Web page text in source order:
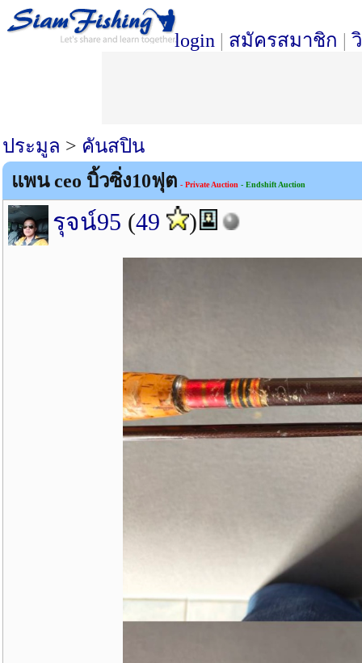
login | สมัครสมาชิก |
ประมูล > คันสปิน
แพน ceo บิ้วซิ่ง10ฟุต - Private Auction - Endshift Auction
รุจน์95 (49 )